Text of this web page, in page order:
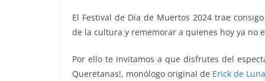
o
o
k
p
p
n
k
m
El Festival de Día de Muertos 2024 trae
de la cultura y rememorar a quienes hoy ya no
Por ello te invitamos a que disfrutes del
Queretanas!, monólogo original de Erick de